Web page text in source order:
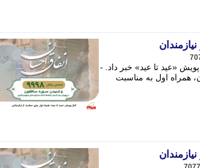
«عید تا عید» خبر داد. -
همراه اول به مناسبت